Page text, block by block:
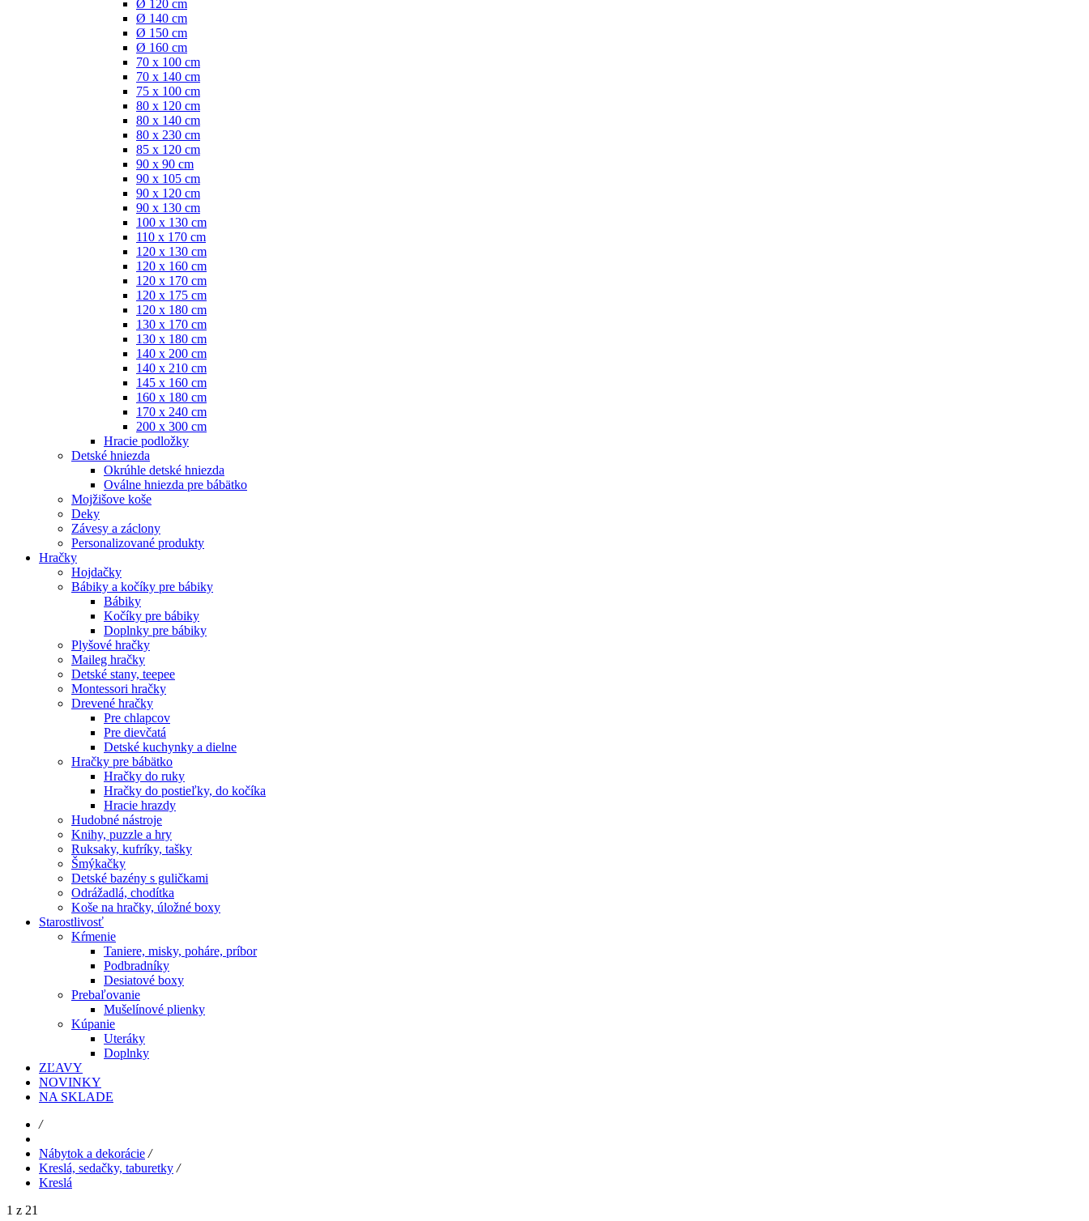
Ø 120 cm
Ø 140 cm
Ø 150 cm
Ø 160 cm
70 x 100 cm
70 x 140 cm
75 x 100 cm
80 x 120 cm
80 x 140 cm
80 x 230 cm
85 x 120 cm
90 x 90 cm
90 x 105 cm
90 x 120 cm
90 x 130 cm
100 x 130 cm
110 x 170 cm
120 x 130 cm
120 x 160 cm
120 x 170 cm
120 x 175 cm
120 x 180 cm
130 x 170 cm
130 x 180 cm
140 x 200 cm
140 x 210 cm
145 x 160 cm
160 x 180 cm
170 x 240 cm
200 x 300 cm
Hracie podložky
Detské hniezda
Okrúhle detské hniezda
Oválne hniezda pre bábätko
Mojžišove koše
Deky
Závesy a záclony
Personalizované produkty
Hračky
Hojdačky
Bábiky a kočíky pre bábiky
Bábiky
Kočíky pre bábiky
Doplnky pre bábiky
Plyšové hračky
Maileg hračky
Detské stany, teepee
Montessori hračky
Drevené hračky
Pre chlapcov
Pre dievčatá
Detské kuchynky a dielne
Hračky pre bábätko
Hračky do ruky
Hračky do postieľky, do kočíka
Hracie hrazdy
Hudobné nástroje
Knihy, puzzle a hry
Ruksaky, kufríky, tašky
Šmýkačky
Detské bazény s guličkami
Odrážadlá, chodítka
Koše na hračky, úložné boxy
Starostlivosť
Kŕmenie
Taniere, misky, poháre, príbor
Podbradníky
Desiatové boxy
Prebaľovanie
Mušelínové plienky
Kúpanie
Uteráky
Doplnky
ZĽAVY
NOVINKY
NA SKLADE
/
Nábytok a dekorácie /
Kreslá, sedačky, taburetky /
Kreslá
1 z 21